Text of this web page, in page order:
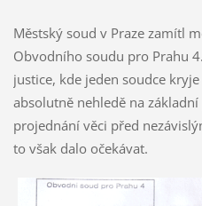
Městský soud v Praze zamítl
Obvodního soudu pro Prahu
justice, kde jeden soudce
absolutně nehledě na
projednání věci před
to však dalo očekávat.